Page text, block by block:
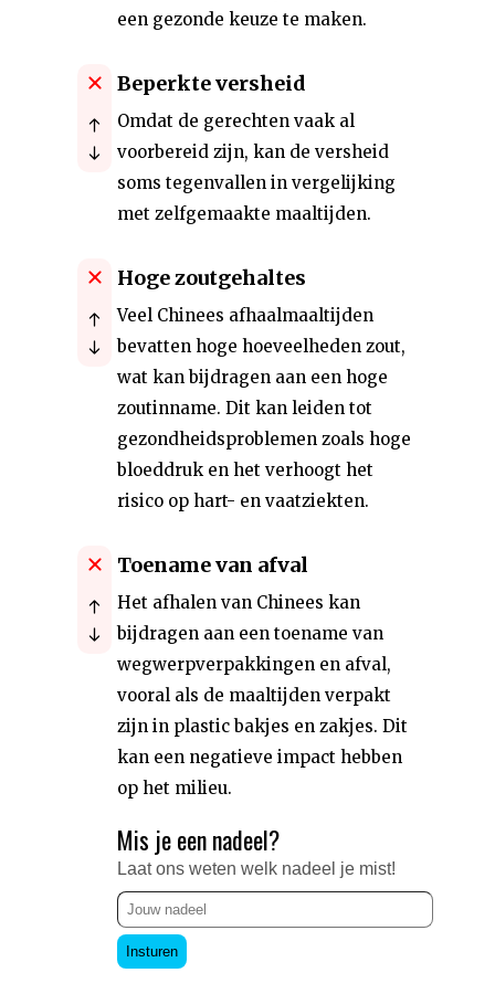
een gezonde keuze te maken.
Beperkte versheid
Omdat de gerechten vaak al
voorbereid zijn, kan de versheid
soms tegenvallen in vergelijking
met zelfgemaakte maaltijden.
Hoge zoutgehaltes
Veel Chinees afhaalmaaltijden
bevatten hoge hoeveelheden zout,
wat kan bijdragen aan een hoge
zoutinname. Dit kan leiden tot
gezondheidsproblemen zoals hoge
bloeddruk en het verhoogt het
risico op hart- en vaatziekten.
Toename van afval
Het afhalen van Chinees kan
bijdragen aan een toename van
wegwerpverpakkingen en afval,
vooral als de maaltijden verpakt
zijn in plastic bakjes en zakjes. Dit
kan een negatieve impact hebben
op het milieu.
Mis je een nadeel?
Laat ons weten welk nadeel je mist!
Insturen